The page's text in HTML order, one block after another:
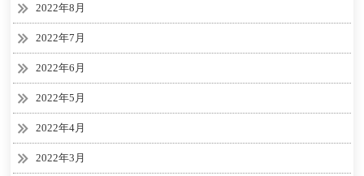
2022年8月
2022年7月
2022年6月
2022年5月
2022年4月
2022年3月